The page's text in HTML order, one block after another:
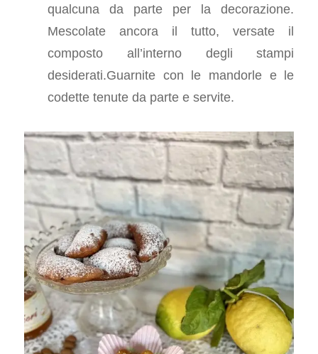
qualcuna da parte per la decorazione.
Mescolate ancora il tutto, versate il
composto all’interno degli stampi
desiderati.Guarnite con le mandorle e le
codette tenute da parte e servite.